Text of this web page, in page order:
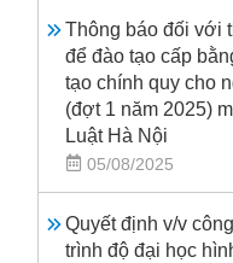
Thông báo đối với
để đào tạo cấp
tạo chính quy cho
(đợt 1 năm 2025)
Luật Hà Nội
05/08/2025
Quyết định v/v
trình độ đại học